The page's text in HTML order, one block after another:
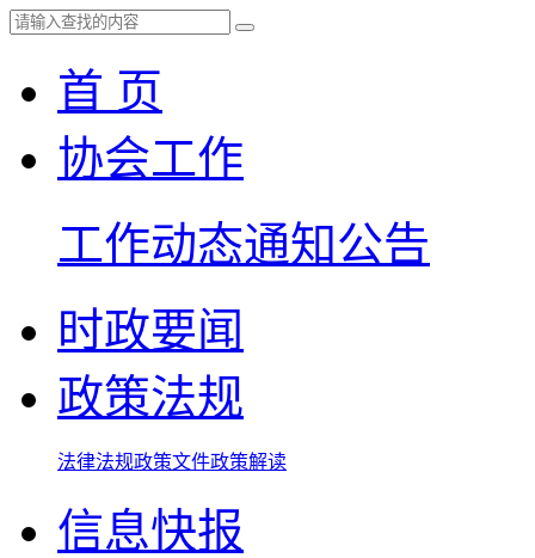
首 页
协会工作
工作动态通知公告
时政要闻
政策法规
法律法规政策文件政策解读
信息快报